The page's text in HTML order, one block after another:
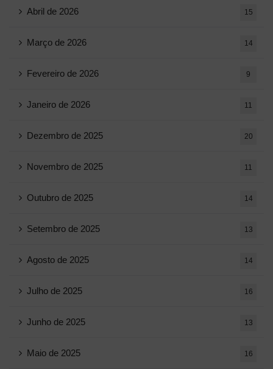
Abril de 2026 15
Março de 2026 14
Fevereiro de 2026 9
Janeiro de 2026 11
Dezembro de 2025 20
Novembro de 2025 11
Outubro de 2025 14
Setembro de 2025 13
Agosto de 2025 14
Julho de 2025 16
Junho de 2025 13
Maio de 2025 16